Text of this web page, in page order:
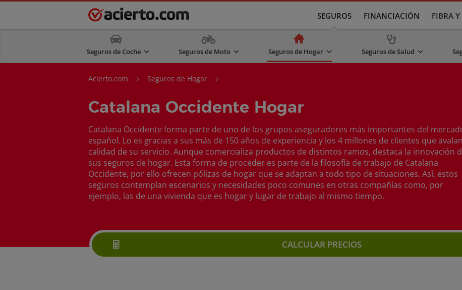
SEGUROS FINANCIACIÓN FIBRA
Seguros de Coche Seguros de Moto Seguros de Hogar Seguros de Salud
Acierto.com Seguros de Hogar
Catalana Occidente Hogar
Catalana Occidente forma parte de uno de los grupos aseguradores más importantes del
español. Lo es gracias a sus más de 150 años de experiencia y los 4 millones de clientes que
calidad de su servicio. Aunque comercializa productos de distintos ramos, destaca la innovación
sus seguros de hogar. Esta forma de proceder es parte de la filosofía de trabajo de Catalana
Occidente, por ello ofrecen pólizas de hogar que se adaptan a todo tipo de situaciones. Así, estos
seguros contemplan escenarios y necesidades poco comunes en otras compañías como, por
ejemplo, las de una vivienda que es hogar y lugar de trabajo al mismo tiempo.
CALCULAR PRECIOS